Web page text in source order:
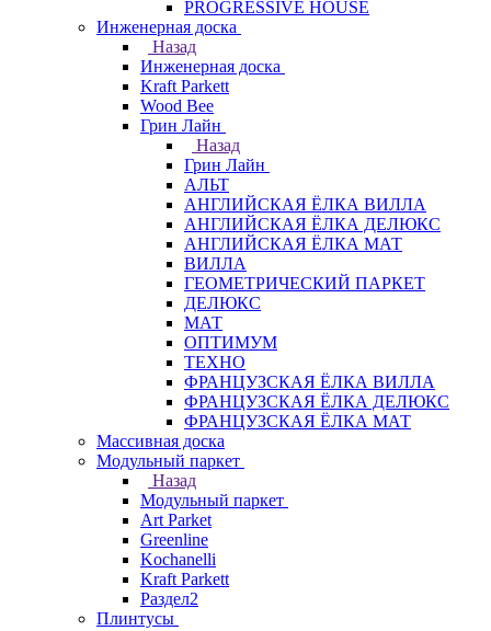
PROGRESSIVE HOUSE
Инженерная доска
Назад
Инженерная доска
Kraft Parkett
Wood Bee
Грин Лайн
Назад
Грин Лайн
АЛЬТ
АНГЛИЙСКАЯ ЁЛКА ВИЛЛА
АНГЛИЙСКАЯ ЁЛКА ДЕЛЮКС
АНГЛИЙСКАЯ ЁЛКА МАТ
ВИЛЛА
ГЕОМЕТРИЧЕСКИЙ ПАРКЕТ
ДЕЛЮКС
МАТ
ОПТИМУМ
ТЕХНО
ФРАНЦУЗСКАЯ ЁЛКА ВИЛЛА
ФРАНЦУЗСКАЯ ЁЛКА ДЕЛЮКС
ФРАНЦУЗСКАЯ ЁЛКА МАТ
Массивная доска
Модульный паркет
Назад
Модульный паркет
Art Parket
Greenline
Kochanelli
Kraft Parkett
Раздел2
Плинтусы